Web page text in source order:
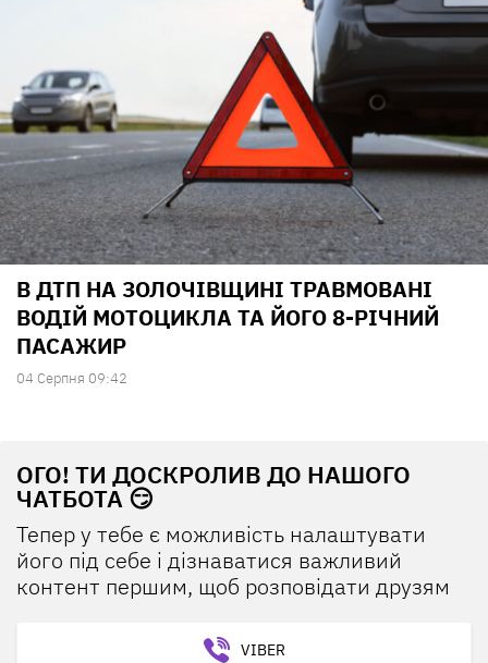
В ДТП НА ЗОЛОЧІВЩИНІ ТРАВМОВАНІ
ВОДІЙ МОТОЦИКЛА ТА ЙОГО 8-РІЧНИЙ
ПАСАЖИР
04 Серпня 09:42
ОГО! ТИ ДОСКРОЛИВ ДО НАШОГО
ЧАТБОТА 😏
Тепер у тебе є можливість налаштувати
його під себе і дізнаватися важливий
контент першим, щоб розповідати друзям
VIBER